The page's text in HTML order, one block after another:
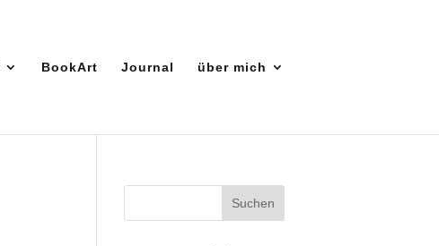
BookArt Journal über mich